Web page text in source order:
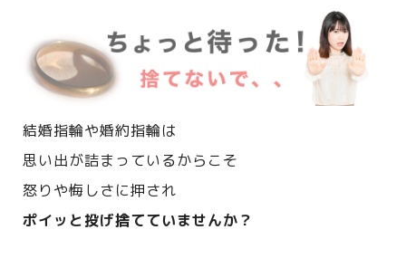
結婚指輪や婚約指輪は
思い出が詰まっているからこそ
怒りや悔しさに押され
ポイッと投げ捨てていませんか？